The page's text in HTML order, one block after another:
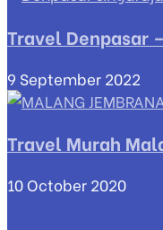
Travel Denpasar
9 September 2022
Travel Murah
10 October 2020